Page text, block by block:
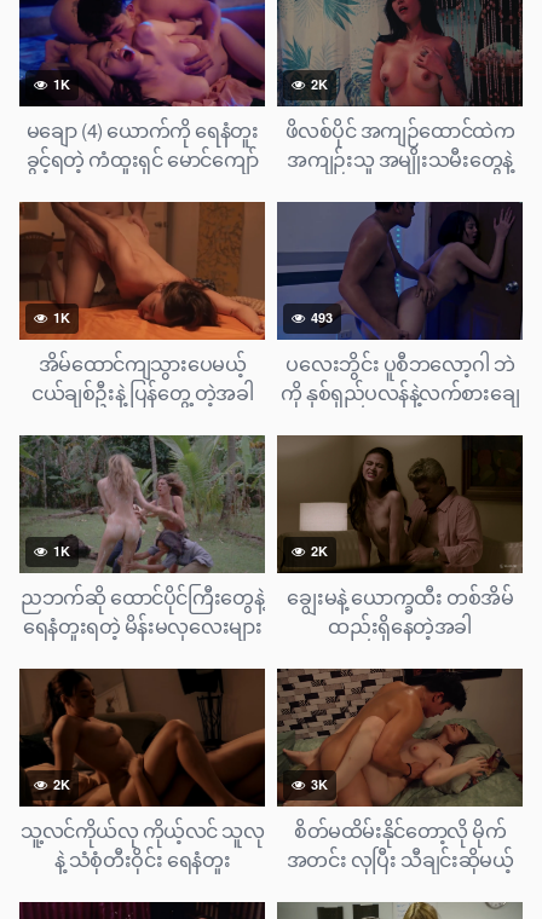
1K
မချော (4) ယောက်ကို ရေနံတူး
ခွင့်ရတဲ့ ကံထူးရှင် မောင်ကျော်
2K
ဖိလစ်ပိုင် အကျဉ်ထောင်ထဲက
အကျဉ်းသူ အမျိုးသမီးတွေနဲ့
ပညာပေးဇာတ်ကားလေး
1K
အိမ်ထောင်ကျသွားပေမယ့်
ငယ်ချစ်ဦးနဲ့ ပြန်တွေ့ တဲ့အခါ
ပြန်တူးမိကြတဲ့အခါ
493
ပလေးဘွိင်း ပူစီဘလော့ဂါ ဘဲ
ကို နှစ်ရှည်ပလန်နဲ့လက်စားချေ
1K
ညဘက်ဆို ထောင်ပိုင်ကြီးတွေနဲ့
ရေနံတူးရတဲ့ မိန်းမလှလေးများ
2K
ချွေးမနဲ့ ယောက္ခထီး တစ်အိမ်
ထည်းရှိနေတဲ့အခါ
2K
သူ့လင်ကိုယ်လု ကိုယ့်လင် သူလု
နဲ့ သံစုံတီးဝိုင်း ရေနံတူး
3K
စိတ်မထိမ်းနိုင်တော့လို မိုက်
အတင်း လုပြီး သီချင်းဆိုမယ့်